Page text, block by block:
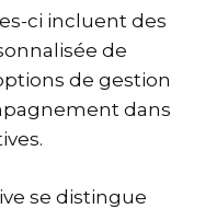
ci incluent des
de
de gestion
dans
se distingue